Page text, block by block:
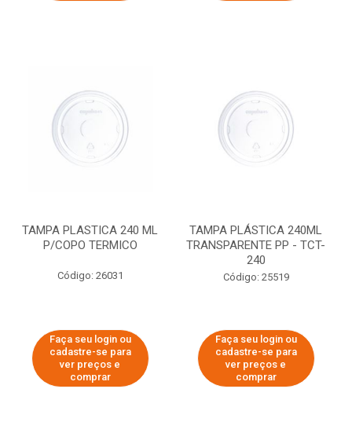
TAMPA PLASTICA 240 ML
P/COPO TERMICO
Código: 26031
Faça seu login ou
cadastre-se para
ver preços e
comprar
TAMPA PLÁSTICA 240ML
TRANSPARENTE PP - TCT-
240
Código: 25519
Faça seu login ou
cadastre-se para
ver preços e
comprar